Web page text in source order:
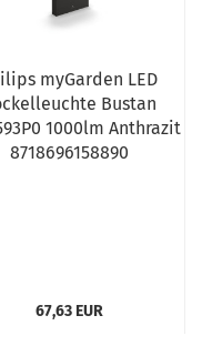
myGarden LED
Bustan
1000lm Anthrazit
8718696158890
67,63 EUR